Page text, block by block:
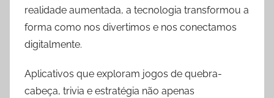
realidade aumentada, a tecnologia transformou a
forma como nos divertimos e nos conectamos
digitalmente.
Aplicativos que exploram jogos de quebra-
cabeça, trivia e estratégia não apenas